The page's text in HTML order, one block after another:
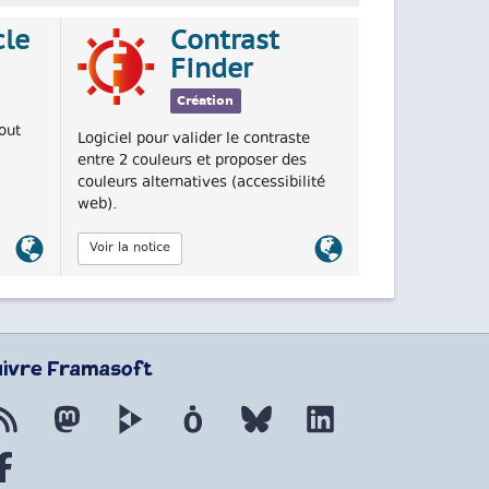
Lien
officiel
Contrast
Finder
Création
Logiciel pour valider le contraste
entre 2 couleurs et proposer des
couleurs alternatives (accessibilité
web).
Voir la notice
Lien
Framasoft
Flux RSS Mastodon PeerTube Mobilizon Bluesky